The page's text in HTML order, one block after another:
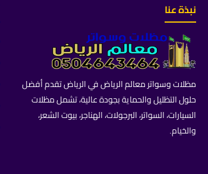
نبذة عنا
مظلات وسواتر معالم الرياض في الرياض تقدم أفضل
حلول التظليل والحماية بجودة عالية، تشمل مظلات
السيارات، السواتر، البرجولات، الهناجر، بيوت الشعر،
والخيام.